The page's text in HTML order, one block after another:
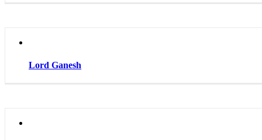
Lord Ganesh